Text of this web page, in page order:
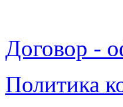
Договор -
Политика